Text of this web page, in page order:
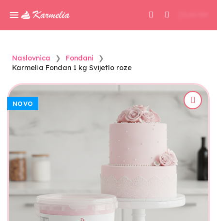
Naslovnica
Fondani
Karmelia Fondan 1 kg Svijetlo roze
NOVO